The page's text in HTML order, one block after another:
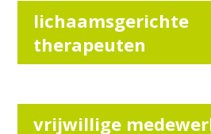
lichaamsgerichte
therapeuten
vrijwillige